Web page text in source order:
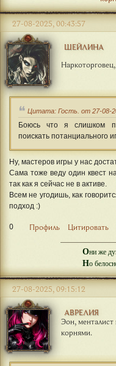
ШЕЙЛИНА
27-08-2025, 00:43:57
Цитата: Гость. от 27-08-
Боюсь что я слишком
поискать потанциального
Ну, мастеров игры у нас
Сама тоже веду один квест
так как я сейчас не в активе.
Всем не угодишь, как
подход :)
0 Профиль Цитировать
Они же
Но
АВРЕЛИЯ
Эон, менталист
корнями.
27-08-2025, 09:15:12